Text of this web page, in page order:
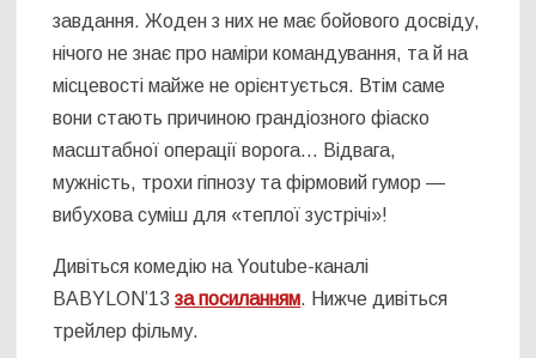
завдання. Жоден з них не має бойового досвіду,
нічого не знає про наміри командування, та й на
місцевості майже не орієнтується. Втім саме
вони стають причиною грандіозного фіаско
масштабної операції ворога… Відвага,
мужність, трохи гіпнозу та фірмовий гумор —
вибухова суміш для «теплої зустрічі»!
Дивіться комедію на Youtube-каналі
BABYLON’13за посиланням. Нижче дивіться
трейлер фільму.